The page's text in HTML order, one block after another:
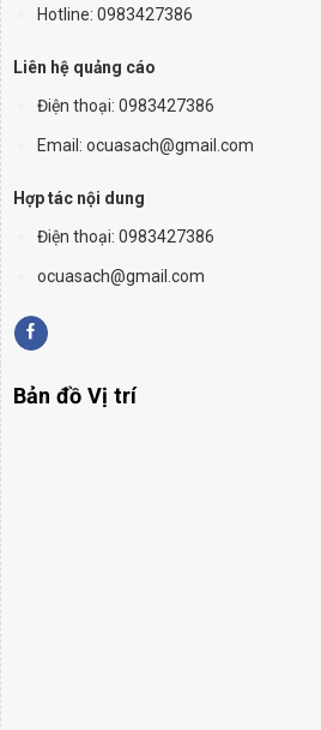
Hotline: 0983427386
Liên hệ quảng cáo
Điện thoại: 0983427386
Email: ocuasach@gmail.com
Hợp tác nội dung
Điện thoại: 0983427386
ocuasach@gmail.com
Bản đồ Vị trí